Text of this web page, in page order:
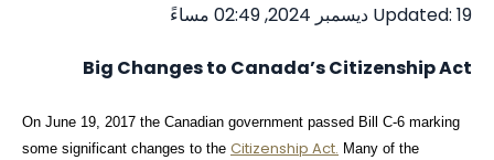
Updated: 19 ديسمبر 2024, 02:49 مساءً
Big Changes to Canada’s Citizenship Act
On June 19, 2017 the Canadian government passed Bill C-6 marking
some significant changes to the Citizenship Act. Many of the